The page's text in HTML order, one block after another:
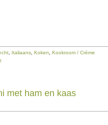
Italiaans Koken
Kookroom / Crème
met ham en kaas